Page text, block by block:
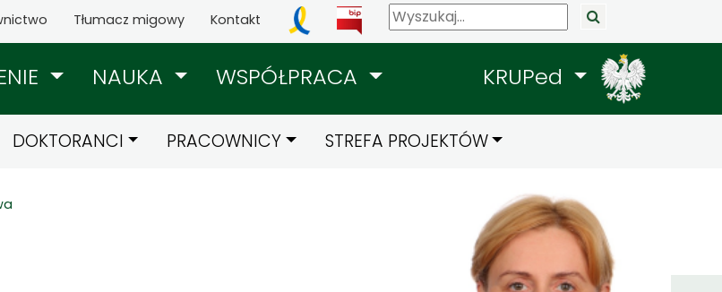
Tłumacz migowy Kontakt
NAUKA WSPÓŁPRACA KRUPed
DOKTORANCI PRACOWNICY STREFA PROJEKTÓW